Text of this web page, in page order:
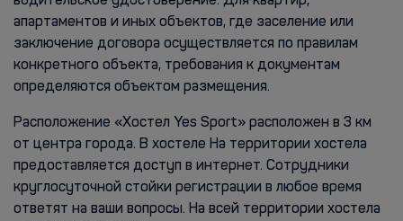
апартаментов и иных объектов, где заселение или
заключение договора осуществляется по правилам
конкретного объекта, требования к документам
определяются объектом размещения.
Расположение «Хостел Yes Sport» расположен в 3 км
от центра города. В хостеле На территории хостела
предоставляется доступ в интернет. Сотрудники
круглосуточной стойки регистрации в любое время
ответят на ваши вопросы. На всей территории хостела